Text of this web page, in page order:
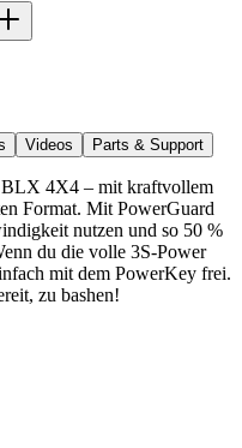
Videos Parts & Support
4X4 – mit kraftvollem
Format. Mit PowerGuard
nutzen und so 50 %
du die volle 3S-Power
mit dem PowerKey frei.
zu bashen!